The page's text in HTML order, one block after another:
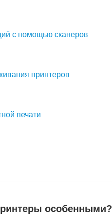
с помощью сканеров
принтеров
печати
особенными?